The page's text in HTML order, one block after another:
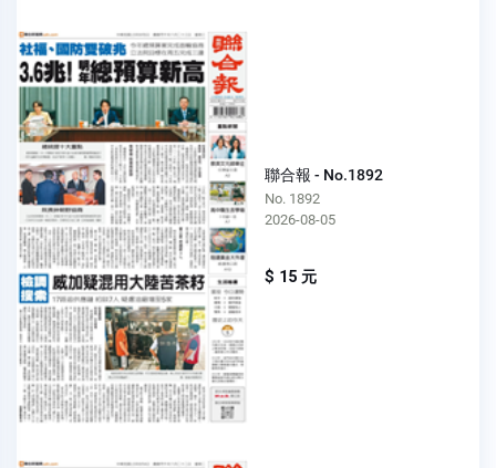
聯合報 - No.1892
No. 1892
2026-08-05
$ 15 元